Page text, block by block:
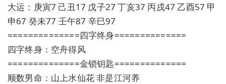
大运：庚寅7 己丑17 戊子27 丁亥37 丙戌47 乙酉57 甲
申67 癸未77 壬午87 辛巳97
==============四字终身==============
四字终身：空舟得风
==============金锁钥匙==============
顺数男命：山上水仙花 非是江河养